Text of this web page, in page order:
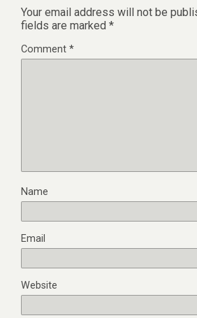
Your email address will not be
fields are marked *
Comment *
Name
Email
Website